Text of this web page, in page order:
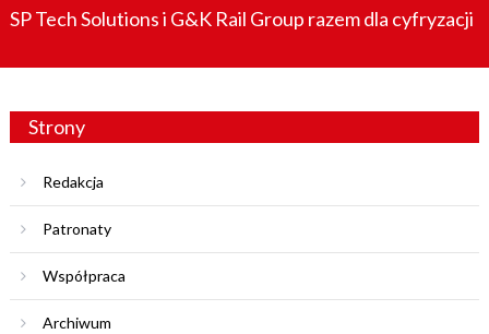
SP Tech Solutions i G&K Rail Group razem dla cyfryzacji
Strony
Redakcja
Patronaty
Współpraca
Archiwum